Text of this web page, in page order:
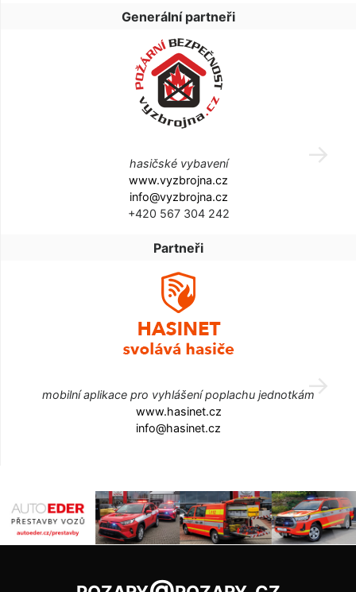
Generální partneři
hasičské vybavení
www.vyzbrojna.cz
info@vyzbrojna.cz
+420 567 304 242
Partneři
mobilní aplikace pro vyhlášení poplachu jednotkám
www.hasinet.cz
info@hasinet.cz